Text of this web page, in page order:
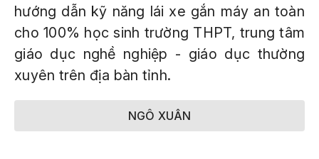
hướng dẫn kỹ năng lái xe gắn máy an toàn
cho 100% học sinh trường THPT, trung tâm
giáo dục nghề nghiệp - giáo dục thường
xuyên trên địa bàn tỉnh.
NGÔ XUÂN